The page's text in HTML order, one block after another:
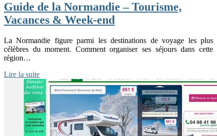
Guide de la Normandie – Tourisme,
Vacances & Week-end
La Normandie figure parmi les destinations de voyage les plus
célèbres du moment. Comment organiser ses séjours dans cette
région…
Lire la suite